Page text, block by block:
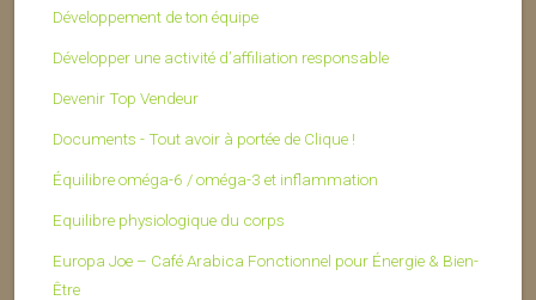
Développement de ton équipe
Développer une activité d’affiliation responsable
Devenir Top Vendeur
Documents - Tout avoir à portée de Clique !
Équilibre oméga-6 / oméga-3 et inflammation
Equilibre physiologique du corps
Europa Joe – Café Arabica Fonctionnel pour Énergie & Bien-
Être